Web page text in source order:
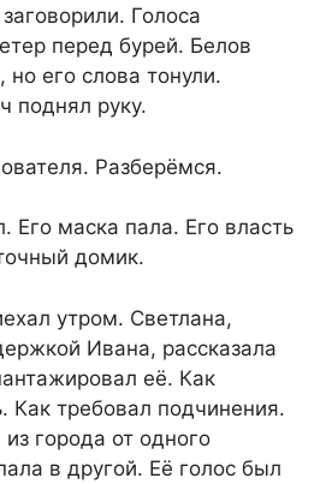
Голоса
перед бурей. Белов
но его слова тонули.
поднял руку.
Разберёмся.
Его маска пала. Его власть
домик.
утром. Светлана,
Ивана, рассказала
её. Как
Как требовал подчинения.
города от одного
в другой. Её голос был